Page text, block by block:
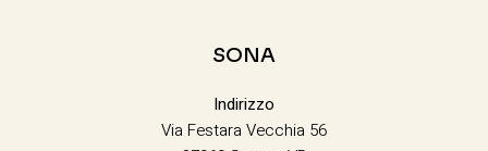
SONA
Indirizzo
Via Festara Vecchia 56